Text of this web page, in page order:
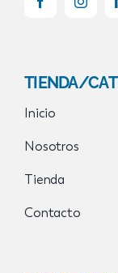
TIENDA/
Inicio
Nosotros
Tienda
Contacto